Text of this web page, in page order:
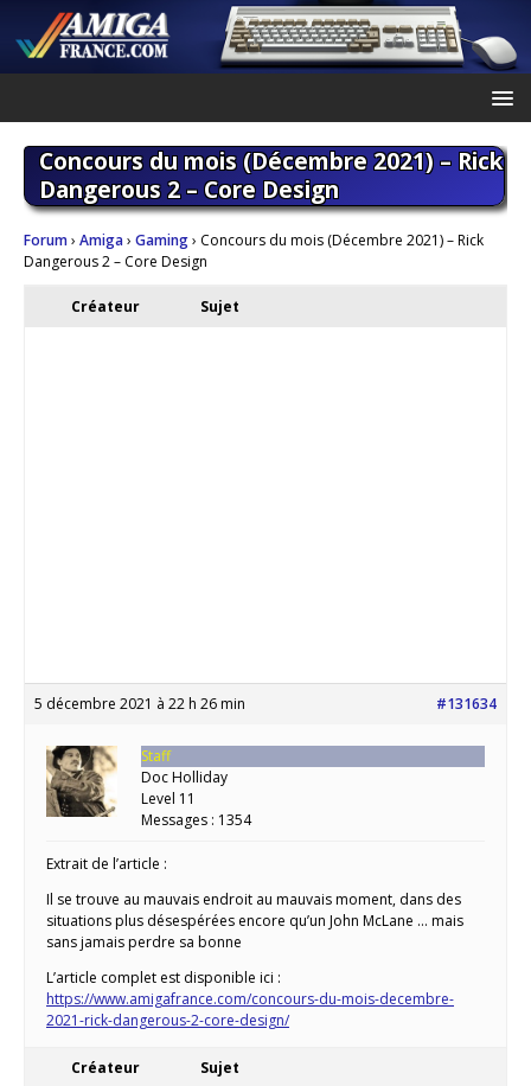
Concours du mois (Décembre 2021) – Rick
Dangerous 2 – Core Design
Forum› Amiga› Gaming› Concours du mois (Décembre 2021) – Rick
Dangerous 2 – Core Design
Créateur Sujet
5 décembre 2021 à 22 h 26 min #131634
Staff
Doc Holliday
Level 11
Messages : 1354
Extrait de l’article :
Il se trouve au mauvais endroit au mauvais moment, dans des
situations plus désespérées encore qu’un John McLane … mais
sans jamais perdre sa bonne
L’article complet est disponible ici :
https://www.amigafrance.com/concours-du-mois-decembre-
2021-rick-dangerous-2-core-design/
Créateur Sujet